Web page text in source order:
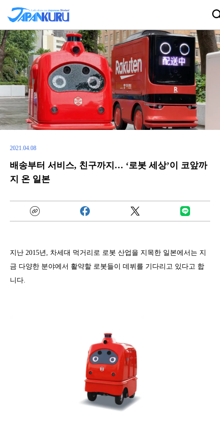
2021.04.08
배송부터 서비스, 친구까지… ‘로봇 세상’이 코앞까
지 온 일본
지난 2015년, 차세대 먹거리로 로봇 산업을 지목한 일본에서는 지
금 다양한 분야에서 활약할 로봇들이 데뷔를 기다리고 있다고 합
니다.